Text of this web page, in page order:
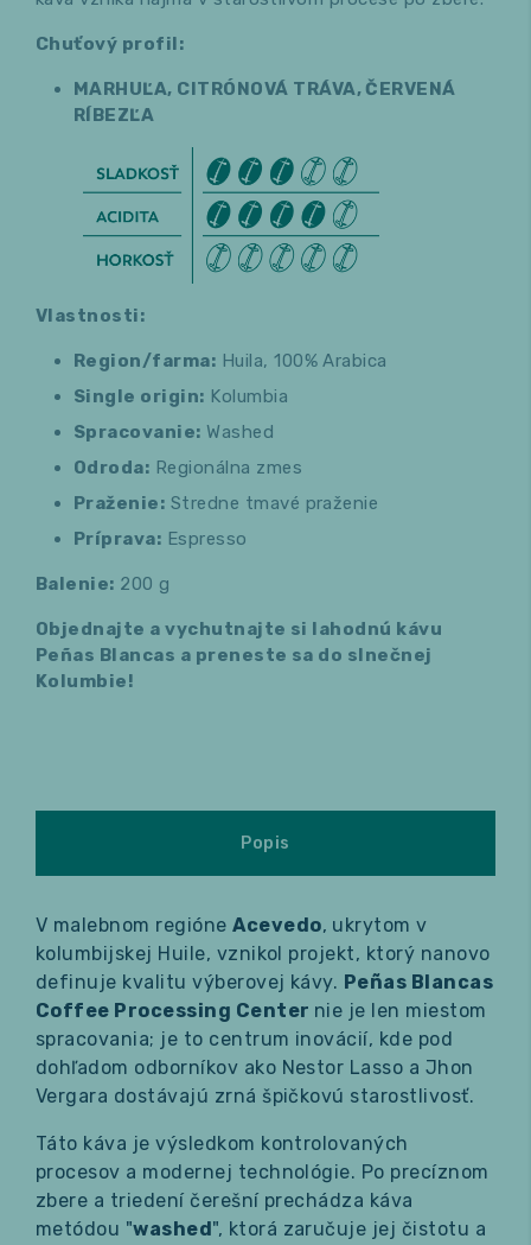
Chuťový profil:
MARHUĽA, CITRÓNOVÁ TRÁVA, ČERVENÁ
RÍBEZĽA
Vlastnosti:
Region/farma: Huila, 100% Arabica
Single origin: Kolumbia
Spracovanie: Washed
Odroda: Regionálna zmes
Praženie: Stredne tmavé praženie
Príprava: Espresso
Balenie: 200 g
Objednajte a vychutnajte si lahodnú kávu
Peñas Blancas a preneste sa do slnečnej
Kolumbie!
Popis
V malebnom regióneAcevedo, ukrytom v
kolumbijskej Huile, vznikol projekt, ktorý nanovo
definuje kvalitu výberovej kávy. Peñas Blancas
Coffee Processing Center nie je len miestom
spracovania; je to centrum inovácií, kde pod
dohľadom odborníkov ako Nestor Lasso a Jhon
Vergara dostávajú zrná špičkovú starostlivosť.
Táto káva je výsledkom kontrolovaných
procesov a modernej technológie. Po precíznom
zbere a triedení čerešní prechádza káva
metódou "washed ", ktorá zaručuje jej čistotu a